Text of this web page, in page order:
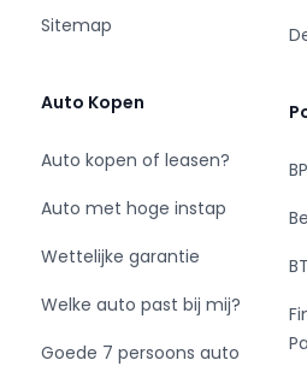
Sitemap
Auto Kopen
Auto kopen of leasen?
Auto met hoge instap
Wettelijke garantie
Welke auto past bij mij?
Goede 7 persoons auto